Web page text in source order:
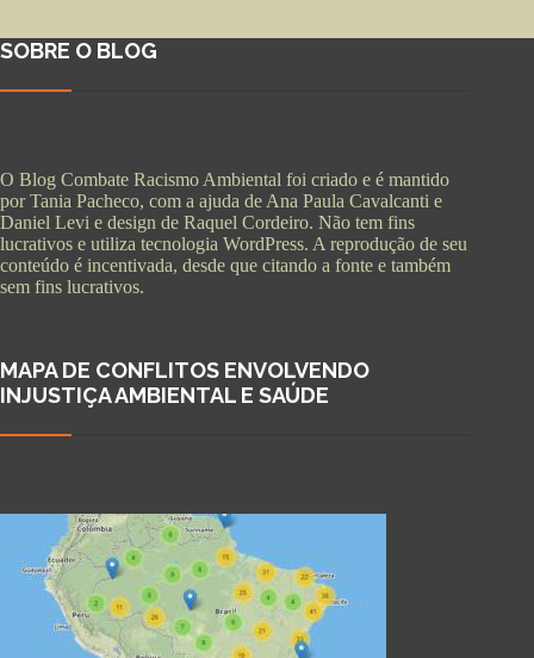
SOBRE O BLOG
O Blog Combate Racismo Ambiental foi criado e é mantido
por Tania Pacheco, com a ajuda de Ana Paula Cavalcanti e
Daniel Levi e design de Raquel Cordeiro. Não tem fins
lucrativos e utiliza tecnologia WordPress. A reprodução de seu
conteúdo é incentivada, desde que citando a fonte e também
sem fins lucrativos.
MAPA DE CONFLITOS ENVOLVENDO
INJUSTIÇA AMBIENTAL E SAÚDE